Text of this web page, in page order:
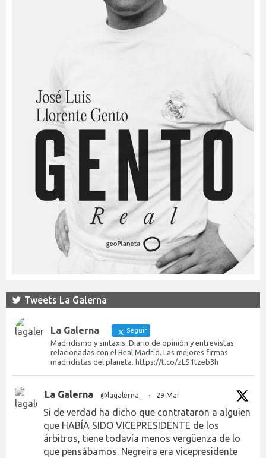
Tweets La Galerna
La Galerna Seguir
Madridismo y sintaxis. Diario de opinión y entrevistas
relacionadas con el Real Madrid. Las mejores firmas
madridistas del planeta. https://t.co/zLS1tzeb3h
La Galerna @lagalerna_ · 29 Mar
Si de verdad ha dicho que contrataron a alguien
que HABÍA SIDO VICEPRESIDENTE de los
árbitros, tiene todavía menos vergüenza de lo
que pensábamos. Negreira era vicepresidente